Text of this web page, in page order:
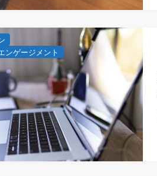
ンゲージメント